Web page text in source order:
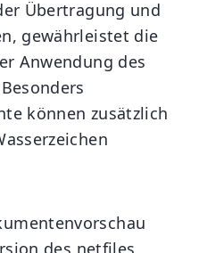
Übertragung und
gewährleistet die
Anwendung des
können zusätzlich
des netfiles